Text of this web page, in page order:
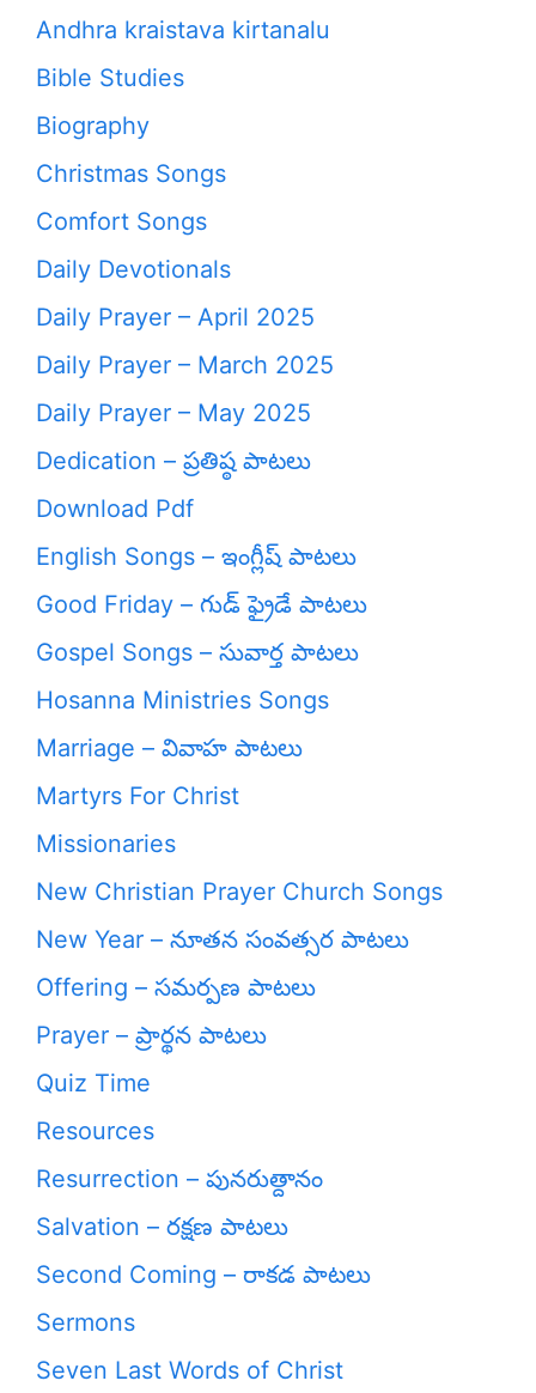
Andhra kraistava kirtanalu
Bible Studies
Biography
Christmas Songs
Comfort Songs
Daily Devotionals
Daily Prayer – April 2025
Daily Prayer – March 2025
Daily Prayer – May 2025
Dedication – ప్రతిష్ఠ పాటలు
Download Pdf
English Songs – ఇంగ్లీష్ పాటలు
Good Friday – గుడ్ ఫ్రైడే పాటలు
Gospel Songs – సువార్త పాటలు
Hosanna Ministries Songs
Marriage – వివాహ పాటలు
Martyrs For Christ
Missionaries
New Christian Prayer Church Songs
New Year – నూతన సంవత్సర పాటలు
Offering – సమర్పణ పాటలు
Prayer – ప్రార్థన పాటలు
Quiz Time
Resources
Resurrection – పునరుత్దానం
Salvation – రక్షణ పాటలు
Second Coming – రాకడ పాటలు
Sermons
Seven Last Words of Christ